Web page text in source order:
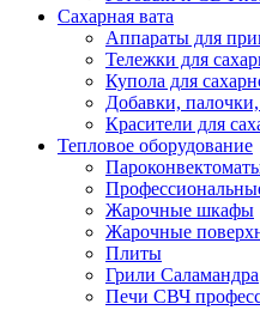
Сахарная вата
Аппараты для
Тележки для
Купола для
Добавки,
Красители для
Тепловое оборудование
Жарочные шкафы
Жарочные
Плиты
Грили Саламандра
Печи СВЧ